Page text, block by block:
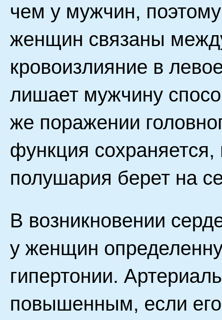
чем у мужчин,
женщин связаны
кровоизлияние в
лишает мужчину
же поражении
функция сохраняется,
полушария берет на
В возникновении
у женщин
гипертонии.
повышенным, если